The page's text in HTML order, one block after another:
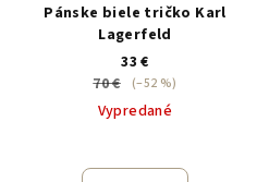
Pánske biele tričko Karl
Lagerfeld
33 €
70 €
(–52 %)
Vypredané